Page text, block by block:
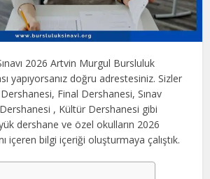
2026 Artvin Murgul Bursluluk
yapıyorsanız doğru adrestesiniz. Sizler
Final Dershanesi, Sınav
, Kültür Dershanesi gibi
dershane ve özel okulların 2026
içeren bilgi içeriği oluşturmaya çalıştık.